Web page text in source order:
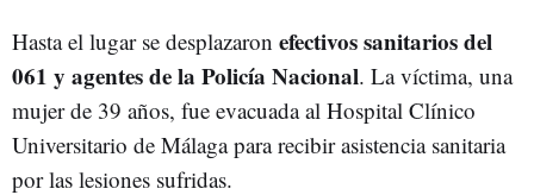
Hasta el lugar se desplazaron efectivos sanitarios del
061 y agentes de la Policía Nacional. La víctima, una
mujer de 39 años, fue evacuada al Hospital Clínico
Universitario de Málaga para recibir asistencia sanitaria
por las lesiones sufridas.